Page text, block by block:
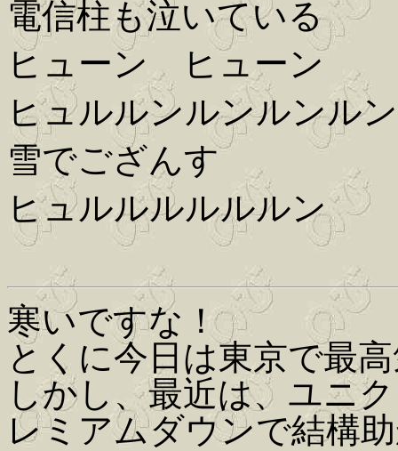
電信柱も泣いている
ヒューン ヒューン
ヒュルルンルンルンルン
雪でござんす
ヒュルルルルルルン
寒いですな！
とくに今日は東京で最
しかし、最近は、ユニ
レミアムダウンで結構